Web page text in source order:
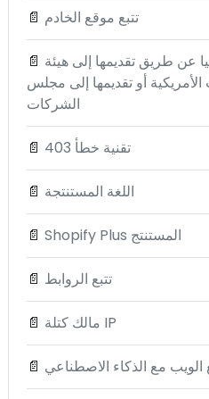
📄 تتبع موقع الخادم
📄 عن طريق تقديمها إلى هيئة
الأمريكية أو تقديمها إلى مجلس
الشركات
📄 تقنية خطأ 403
📄 اللغة المستنتجة
📄 Shopify Plus المستنتج
📄 تتبع الروابط
📄 مالك كتلة IP
📄 الويب مع الذكاء الاصطناعي